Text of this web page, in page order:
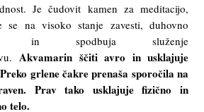
Je čudovit kamen za meditacijo,
se na visoko stanje zavesti, duhovno
in spodbuja služenje
Akvamarin ščiti avro in usklajuje
grlene čakre prenaša sporočila na
Prav tako usklajuje fizično in
telo.